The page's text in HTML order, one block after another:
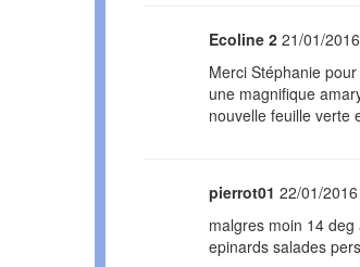
Ecoline 2 21/01/
Merci Stéphanie
une magnifique
nouvelle feuille verte
pierrot01 22/01/
malgres moin 14
epinards salades